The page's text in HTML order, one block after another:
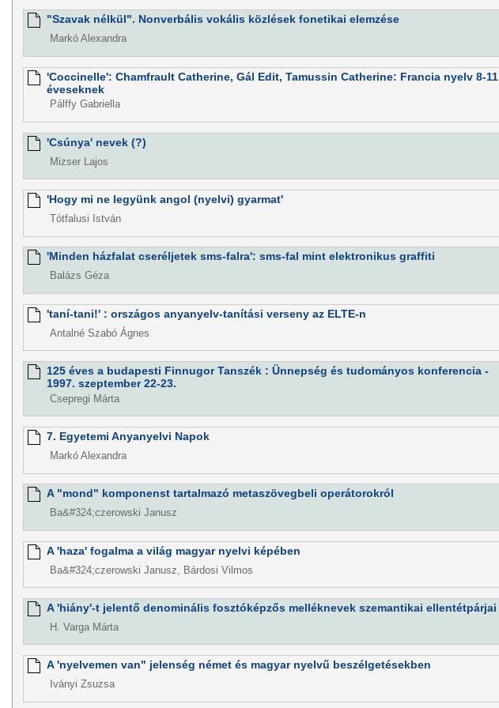
"Szavak nélkül". Nonverbális vokális közlések fonetikai elemzése
Markó Alexandra
'Coccinelle': Chamfrault Catherine, Gál Edit, Tamussin Catherine: Francia nyelv 8-11
éveseknek
Pálffy Gabriella
'Csúnya' nevek (?)
Mizser Lajos
'Hogy mi ne legyünk angol (nyelvi) gyarmat'
Tótfalusi István
'Minden házfalat cseréljetek sms-falra': sms-fal mint elektronikus graffiti
Balázs Géza
'taní-tani!' : országos anyanyelv-tanítási verseny az ELTE-n
Antalné Szabó Ágnes
125 éves a budapesti Finnugor Tanszék : Ünnepség és tudományos konferencia -
1997. szeptember 22-23.
Csepregi Márta
7. Egyetemi Anyanyelvi Napok
Markó Alexandra
A "mond" komponenst tartalmazó metaszövegbeli operátorokról
Ba&#324;czerowski Janusz
A 'haza' fogalma a világ magyar nyelvi képében
Ba&#324;czerowski Janusz, Bárdosi Vilmos
A 'hiány'-t jelentő denominális fosztóképzős melléknevek szemantikai ellentétpárjai
H. Varga Márta
A 'nyelvemen van" jelenség német és magyar nyelvű beszélgetésekben
Iványi Zsuzsa